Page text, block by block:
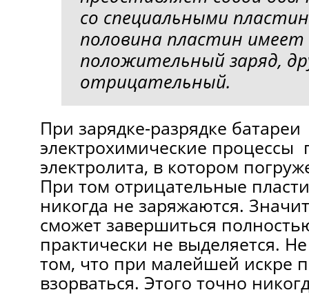
со специальными
половина пластин имеет
положительный заряд,
отрицательный.
При зарядке-разрядке батареи
электрохимические процессы
электролита, в котором
При том отрицательные
никогда не заряжаются.
сможет завершиться
практически не выделяется.
том, что при малейшей искре
взорваться. Этого точно